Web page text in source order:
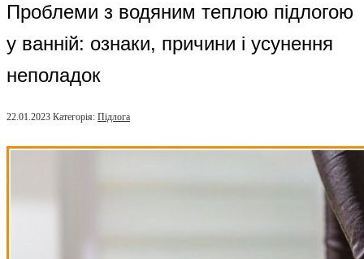
Проблеми з водяним теплою підлогою
у ванній: ознаки, причини і усунення
неполадок
22.01.2023 Категорія: Підлога